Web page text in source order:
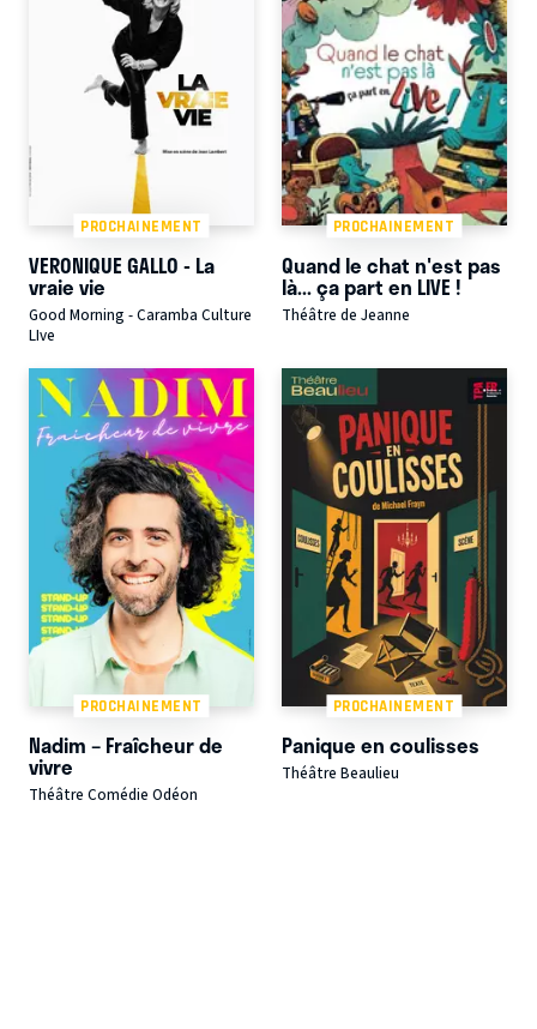
PROCHAINEMENT
VERONIQUE GALLO - La
vraie vie
Good Morning - Caramba Culture
LIve
PROCHAINEMENT
Quand le chat n'est pas
là... ça part en LIVE !
Théâtre de Jeanne
PROCHAINEMENT
Nadim – Fraîcheur de
vivre
Théâtre Comédie Odéon
PROCHAINEMENT
Panique en coulisses
Théâtre Beaulieu